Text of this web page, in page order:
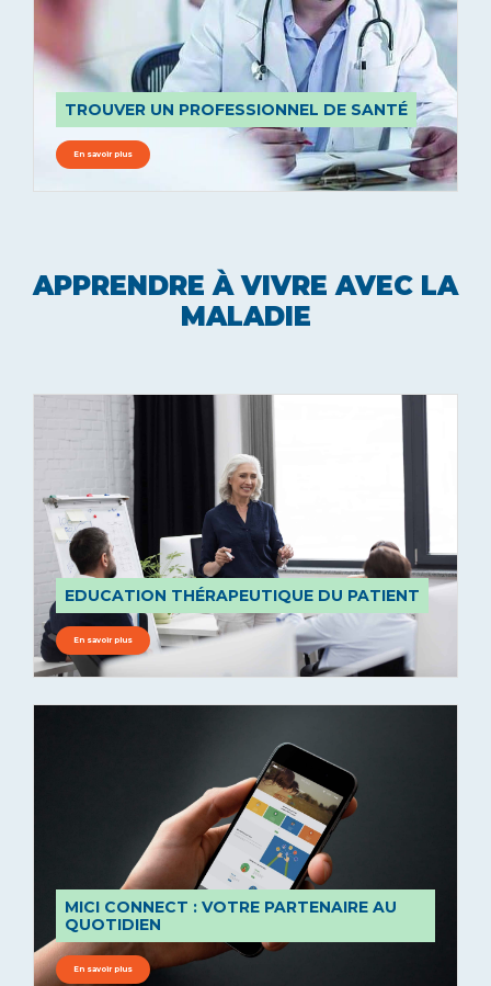
TROUVER UN PROFESSIONNEL DE SANTÉ
En savoir plus
APPRENDRE À VIVRE AVEC LA
MALADIE
EDUCATION THÉRAPEUTIQUE DU PATIENT
En savoir plus
MICI CONNECT : VOTRE PARTENAIRE AU
QUOTIDIEN
En savoir plus